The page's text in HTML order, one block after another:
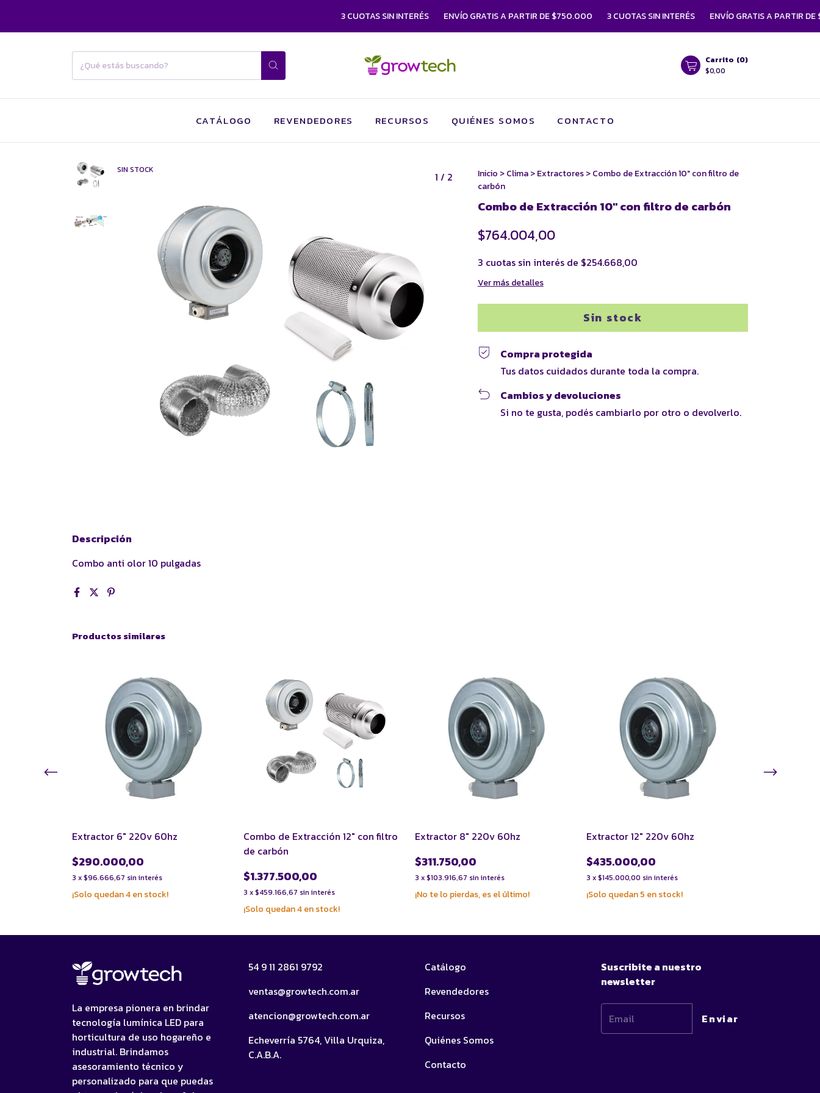
3 CUOTAS SIN INTERÉS ENVÍO GRATIS A PARTIR DE $750.000 3 CUOTAS SIN INTERÉS ENVÍO GRATIS A PARTIR DE
Carrito (0)
$0,00
CATÁLOGO REVENDEDORES RECURSOS QUIÉNES SOMOS CONTACTO
SIN STOCK 1 / 2 Inicio > Clima > Extractores > Combo de Extracción 10" con filtro de
carbón
Combo de Extracción 10" con filtro de carbón
$764.004,00
3 cuotas sin interés de $254.668,00
Ver más detalles
Compra protegida
Tus datos cuidados durante toda la compra.
Cambios y devoluciones
Si no te gusta, podés cambiarlo por otro o devolverlo.
Descripción
Combo anti olor 10 pulgadas
Productos similares
Extractor 6" 220v 60hz
$290.000,00
3 x$96.666,67 sin interés
¡Solo quedan4en stock!
Combo de Extracción 12" con filtro
de carbón
$1.377.500,00
3 x$459.166,67 sin interés
¡Solo quedan4en stock!
Extractor 8" 220v 60hz
$311.750,00
3 x$103.916,67 sin interés
¡No te lo pierdas, es el último!
Extractor 12" 220v 60hz
$435.000,00
3 x$145.000,00 sin interés
¡Solo quedan5 en stock!
La empresa pionera en brindar
tecnología lumínica LED para
horticultura de uso hogareño e
industrial. Brindamos
asesoramiento técnico y
personalizado para que puedas
54 9 11 2861 9792
ventas@growtech.com.ar
atencion@growtech.com.ar
Echeverría 5764, Villa Urquiza,
C.A.B.A.
Catálogo
Revendedores
Recursos
Quiénes Somos
Contacto
Suscribite a nuestro
newsletter